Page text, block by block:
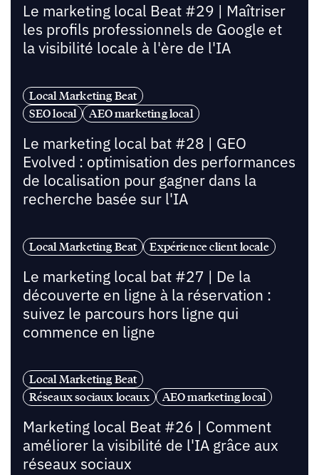
Le marketing local Beat #29 | Maîtriser
les profils professionnels de Google et
la visibilité locale à l'ère de l'IA
Local Marketing Beat
SEO local
AEO marketing local
Le marketing local bat #28 | GEO
Evolved : optimisation des performances
de localisation pour gagner dans la
recherche basée sur l'IA
Local Marketing Beat Expérience client locale
Le marketing local bat #27 | De la
découverte en ligne à la réservation :
suivez le parcours hors ligne qui
commence en ligne
Local Marketing Beat
Réseaux sociaux locaux
AEO marketing local
Marketing local Beat #26 | Comment
améliorer la visibilité de l'IA grâce aux
réseaux sociaux